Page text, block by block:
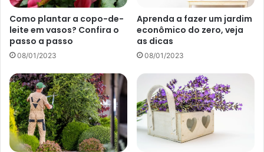
tendência, se atente a cada tópico abaixo, combinado?
Depois, reproduza os conselhos em sua casa.
Misture peças modernas com
antigas
Como explicado anteriormente, não existe uma regra para
se criar um jardim boho. A única exigência é colocar a sua
imaginação para voar. Desse modo, não deixe de misturar
peças modernas com itens antigos.
Como plantar a copo-de-
leite em vasos? Confira o
passo a passo
08/01/2023
Aprenda a fazer um jardim
econômico do zero, veja
as dicas
08/01/2023